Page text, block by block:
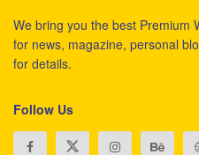
We bring you the best Premium
for news, magazine, personal
for details.
Follow Us